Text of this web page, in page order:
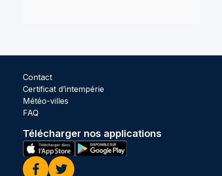
Contact
Certificat d’intempérie
Météo-villes
FAQ
Télécharger nos applications